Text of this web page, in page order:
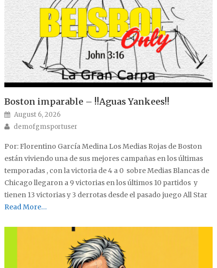
Boston imparable – !!Aguas Yankees!!
Posted on
August 6, 2026
Author
demofgmsportuser
Por: Florentino García Medina Los Medias Rojas de Boston
están viviendo una de sus mejores campañas en los últimas
temporadas , con la victoria de 4 a 0 sobre Medias Blancas de
Chicago llegaron a 9 victorias en los últimos 10 partidos y
tienen 13 victorias y 3 derrotas desde el pasado juego All Star
Read More…